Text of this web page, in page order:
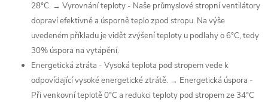
28°C. → Vyrovnání teploty - Naše průmyslové stropní ventilátory
dopraví efektivně a úsporně teplo zpod stropu. Na výše
uvedeném příkladu je vidět zvýšení teploty u podlahy o 6°C, tedy
30% úspora na vytápění.
Energetická ztráta - Vysoká teplota pod stropem vede k
odpovídající vysoké energetické ztrátě. → Energetická úspora -
Při venkovní teplotě 0°C a redukci teploty pod stropem ze 34°C